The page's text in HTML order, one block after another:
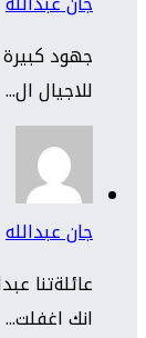
جهود
للاجيال ال...
جان عبدالله
عائلةتنا
انك اغفلت...